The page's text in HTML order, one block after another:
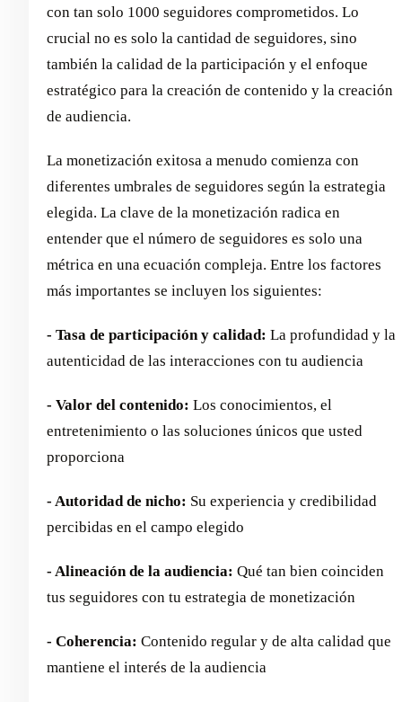
con tan solo 1000 seguidores comprometidos. Lo
crucial no es solo la cantidad de seguidores, sino
también la calidad de la participación y el enfoque
estratégico para la creación de contenido y la creación
de audiencia.
La monetización exitosa a menudo comienza con
diferentes umbrales de seguidores según la estrategia
elegida. La clave de la monetización radica en
entender que el número de seguidores es solo una
métrica en una ecuación compleja. Entre los factores
más importantes se incluyen los siguientes:
- Tasa de participación y calidad: La profundidad y la
autenticidad de las interacciones con tu audiencia
- Valor del contenido: Los conocimientos, el
entretenimiento o las soluciones únicos que usted
proporciona
- Autoridad de nicho: Su experiencia y credibilidad
percibidas en el campo elegido
- Alineación de la audiencia: Qué tan bien coinciden
tus seguidores con tu estrategia de monetización
- Coherencia: Contenido regular y de alta calidad que
mantiene el interés de la audiencia